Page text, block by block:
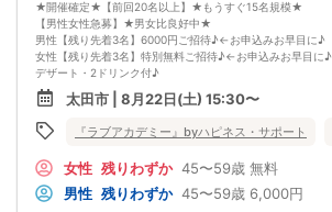
★開催確定★【前回20名以上】★もうすぐ15名規模★
【男性女性急募】★男女比良好中★
男性【残り先着3名】6000円ご招待♪←お申込みお早目に♪
女性【残り先着3名】特別無料ご招待♪←お申込みお早目に♪
デザート・2ドリンク付♪
お申し込みお早目に♪
《女性の声を反映された個室での出会い》
★お一人の方もご参加大歓迎★
★ハイステータスや公務員の方も大歓迎★
2026年8月22日(土曜)
【参加条件】
独身男性・独身女性
太田市 | 8月22日(土) 15:30〜
『ラブアカデミー』byハピネス・サポート
女性 残りわずか 45〜59歳 無料
男性 残りわずか 45〜59歳 6,000円